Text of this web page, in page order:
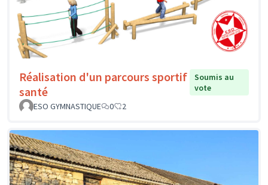
Réalisation d'un parcours sportif
santé
Soumis au
vote
ESO GYMNASTIQUE
0 2